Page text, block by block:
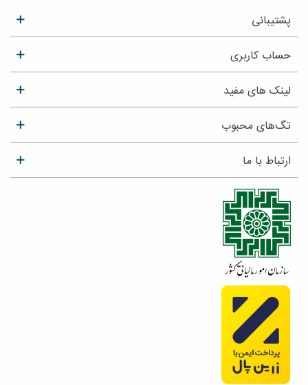
پشتیبانی
حساب کاربری
لینک های مفید
تگ‌های محبوب
ارتباط با ما